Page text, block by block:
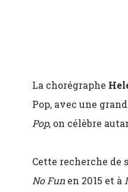
La chorégraphe
Pop, avec une
Pop, on célèbre
Cette recherche de
No Funen 2015 et à